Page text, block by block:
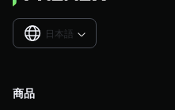
日本語 
商品